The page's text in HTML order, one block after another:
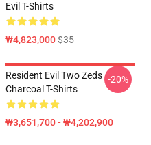
Evil T-Shirts
₩4,823,000$35
Resident Evil Two Zeds
Charcoal T-Shirts
₩3,651,700 - ₩4,202,900
-20%